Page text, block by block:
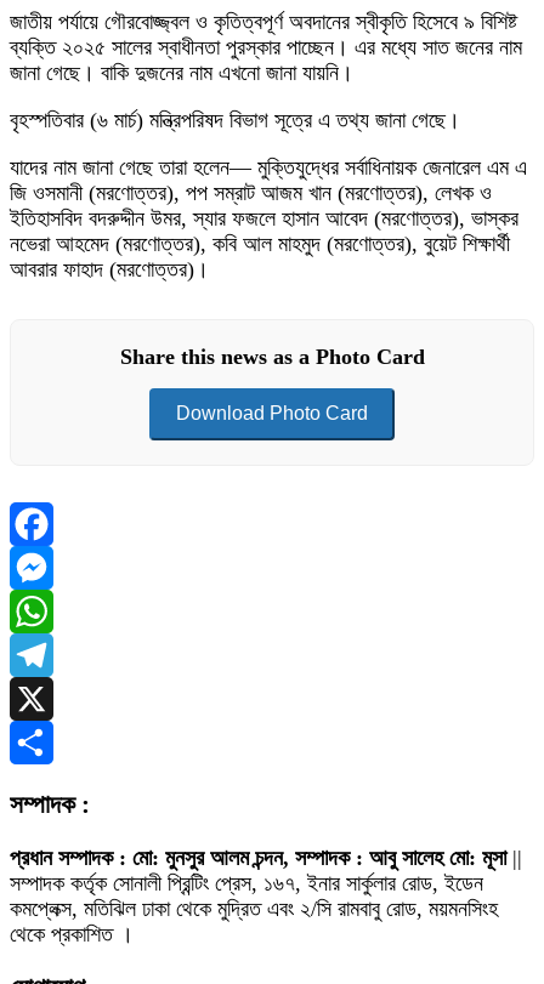
জাতীয় পর্যায়ে গৌরবোজ্জ্বল ও কৃতিত্বপূর্ণ অবদানের স্বীকৃতি হিসেবে ৯ বিশিষ্ট
ব্যক্তি ২০২৫ সালের স্বাধীনতা পুরস্কার পাচ্ছেন। এর মধ্যে সাত জনের নাম
জানা গেছে। বাকি দুজনের নাম এখনো জানা যায়নি।
বৃহস্পতিবার (৬ মার্চ) মন্ত্রিপরিষদ বিভাগ সূত্রে এ তথ্য জানা গেছে।
যাদের নাম জানা গেছে তারা হলেন— মুক্তিযুদ্ধের সর্বাধিনায়ক জেনারেল এম এ
জি ওসমানী (মরণোত্তর), পপ সম্রাট আজম খান (মরণোত্তর), লেখক ও
ইতিহাসবিদ বদরুদ্দীন উমর, স্যার ফজলে হাসান আবেদ (মরণোত্তর), ভাস্কর
নভেরা আহমেদ (মরণোত্তর), কবি আল মাহমুদ (মরণোত্তর), বুয়েট শিক্ষার্থী
আবরার ফাহাদ (মরণোত্তর)।
Share this news as a Photo Card
Download Photo Card
Facebook
Messenger
WhatsApp
Telegram
X
সম্পাদক :
প্রধান সম্পাদক : মো: মুনসুর আলম চন্দন, সম্পাদক : আবু সালেহ মো: মূসা||
সম্পাদক কর্তৃক সোনালী প্রিন্টিং প্রেস, ১৬৭, ইনার সার্কুলার রোড, ইডেন
কমপ্লেক্স, মতিঝিল ঢাকা থেকে মুদ্রিত এবং ২/সি রামবাবু রোড, ময়মনসিংহ
থেকে প্রকাশিত ।